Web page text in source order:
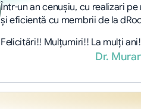
Într-un an cenușiu, cu realizari
și eficientă cu membrii de la
Felicitări!! Mulțumiri!! La mulți
Dr.